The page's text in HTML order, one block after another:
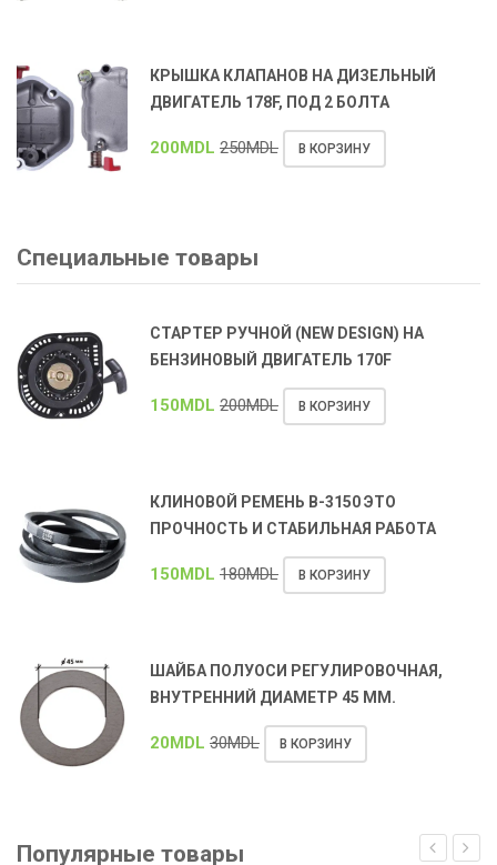
КРЫШКА КЛАПАНОВ НА ДИЗЕЛЬНЫЙ
ДВИГАТЕЛЬ 178F, ПОД 2 БОЛТА
200MDL 250MDL В КОРЗИНУ
Специальные товары
СТАРТЕР РУЧНОЙ (NEW DESIGN) НА
БЕНЗИНОВЫЙ ДВИГАТЕЛЬ 170F
150MDL 200MDL В КОРЗИНУ
КЛИНОВОЙ РЕМЕНЬ В-3150 ЭТО
ПРОЧНОСТЬ И СТАБИЛЬНАЯ РАБОТА
150MDL 180MDL В КОРЗИНУ
ШАЙБА ПОЛУОСИ РЕГУЛИРОВОЧНАЯ,
ВНУТРЕННИЙ ДИАМЕТР 45 ММ.
20MDL 30MDL В КОРЗИНУ
Популярные товары